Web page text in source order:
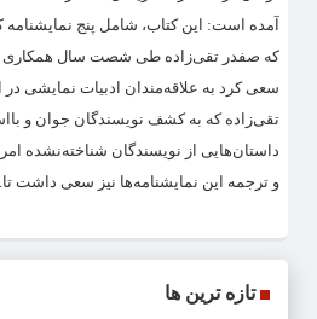
آمده است: این کتاب، شامل پنج نمایشنامه
که صفدر تقی‌زاده طی شصت سال همکاری
سعی کرد به علاقه‌مندان ادبیات نمایشی در
تقی‌زاده که به کشف نویسندگان جوان و
داستان‌هایی از نویسندگان شناخته‌نشده
و ترجمه این نمایشنامه‌ها نیز سعی داشت
تازه ترین ها